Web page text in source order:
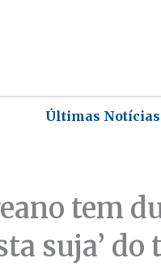
Últimas Notícias
tem
suja’ do